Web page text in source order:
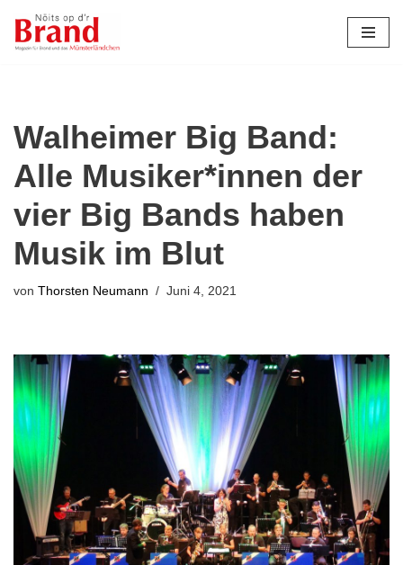
Zum
Walheimer Big Band:
Alle Musiker*innen der
vier Big Bands haben
Musik im Blut
von Thorsten Neumann Juni 4, 2021